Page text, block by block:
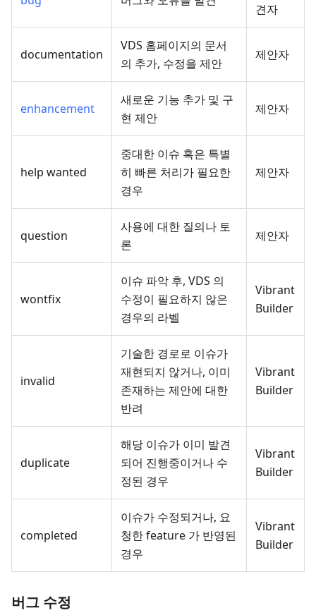
견자
documentation
VDS 홈페이지의 문서
의 추가, 수정을 제안
제안자
enhancement
새로운 기능 추가 및 구
현 제안
제안자
help wanted
중대한 이슈 혹은 특별
히 빠른 처리가 필요한
경우
제안자
question
사용에 대한 질의나 토
론
제안자
wontfix
이슈 파악 후, VDS 의
수정이 필요하지 않은
경우의 라벨
Vibrant
Builder
invalid
기술한 경로로 이슈가
재현되지 않거나, 이미
존재하는 제안에 대한
반려
Vibrant
Builder
duplicate
해당 이슈가 이미 발견
되어 진행중이거나 수
정된 경우
Vibrant
Builder
completed
이슈가 수정되거나, 요
청한 feature 가 반영된
경우
Vibrant
Builder
버그 수정